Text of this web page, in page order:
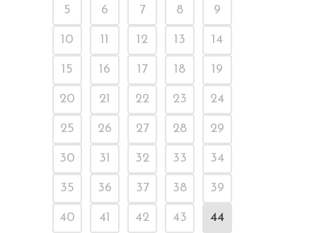
5 6 7 8 9
10 11 12 13 14
15 16 17 18 19
20 21 22 23 24
25 26 27 28 29
30 31 32 33 34
35 36 37 38 39
40 41 42 43 44